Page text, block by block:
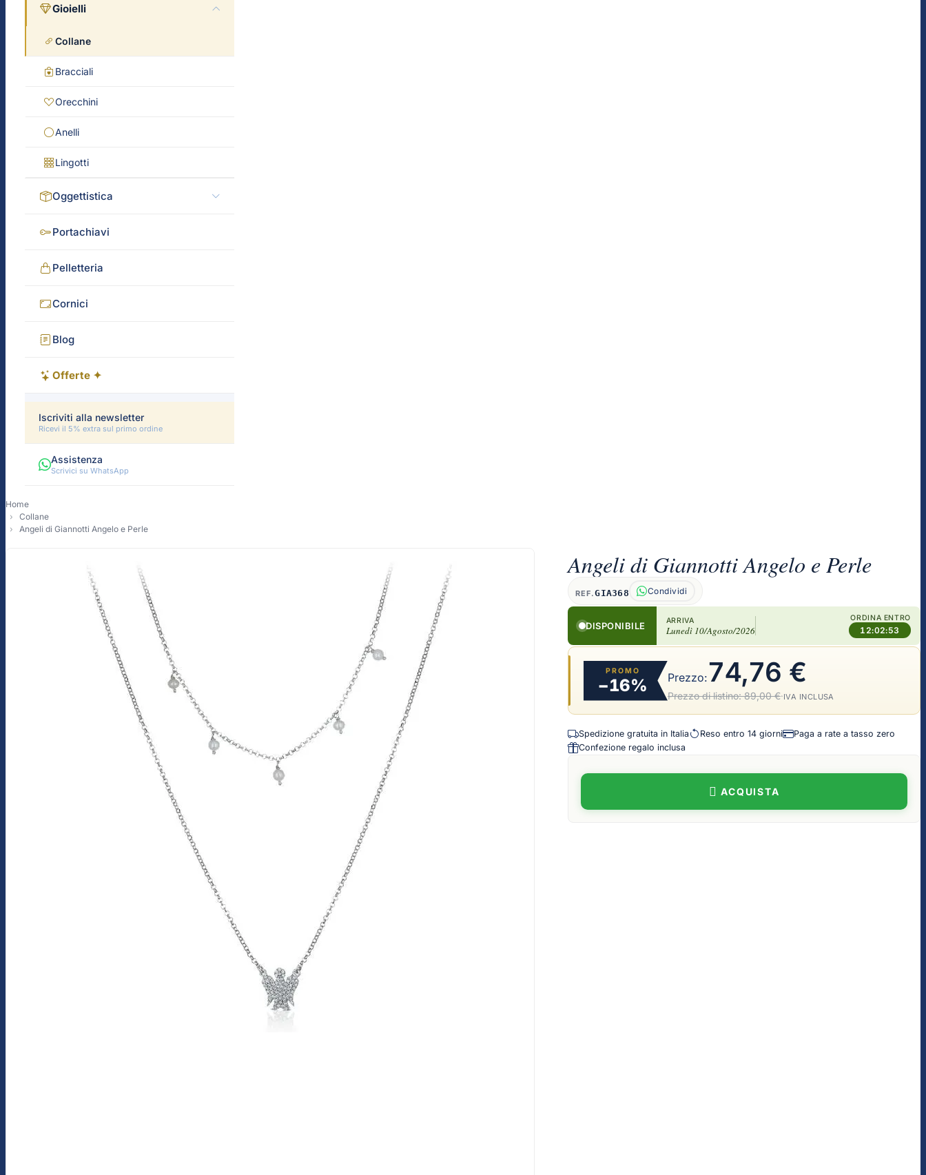
Gioielli
Collane
Bracciali
Orecchini
Anelli
Lingotti
Oggettistica
Portachiavi
Pelletteria
Cornici
Blog
Offerte ✦
Iscriviti alla newsletter
Ricevi il 5% extra sul primo ordine
Assistenza
Scrivici su WhatsApp
Home
Collane
Angeli di Giannotti Angelo e Perle
Angeli di Giannotti Angelo e Perle
REF.GIA368 Condividi
DISPONIBILE ARRIVA
Lunedì 10/Agosto/2026
ORDINA ENTRO
12:02:52
PROMO
−16% Prezzo:74,76 €
Prezzo di listino:89,00 €·IVA INCLUSA
Spedizione gratuita in Italia Reso entro 14 giorni
Paga a rate a tasso zero
Confezione regalo inclusa
ACQUISTA